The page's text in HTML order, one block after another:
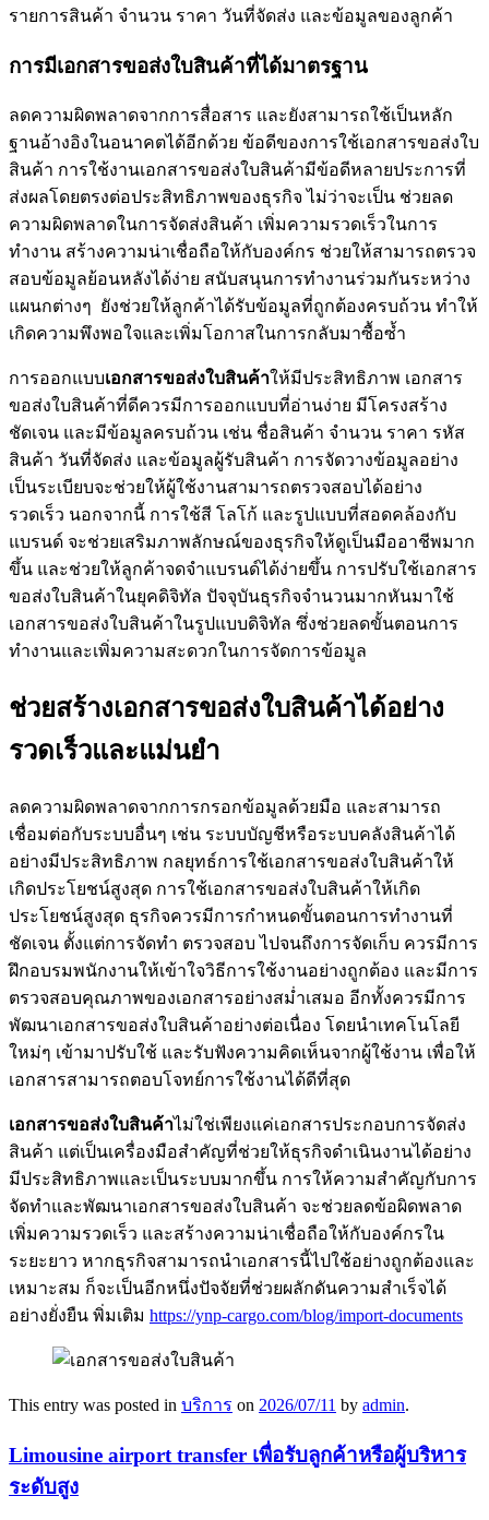
รายการสินค้า จำนวน ราคา วันที่จัดส่ง และข้อมูลของลูกค้า
การมีเอกสารขอส่งใบสินค้าที่ได้มาตรฐาน
ลดความผิดพลาดจากการสื่อสาร และยังสามารถใช้เป็นหลัก
ฐานอ้างอิงในอนาคตได้อีกด้วย ข้อดีของการใช้เอกสารขอส่งใบ
สินค้า การใช้งานเอกสารขอส่งใบสินค้ามีข้อดีหลายประการที่
ส่งผลโดยตรงต่อประสิทธิภาพของธุรกิจ ไม่ว่าจะเป็น ช่วยลด
ความผิดพลาดในการจัดส่งสินค้า เพิ่มความรวดเร็วในการ
ทำงาน สร้างความน่าเชื่อถือให้กับองค์กร ช่วยให้สามารถตรวจ
สอบข้อมูลย้อนหลังได้ง่าย สนับสนุนการทำงานร่วมกันระหว่าง
แผนกต่างๆ ยังช่วยให้ลูกค้าได้รับข้อมูลที่ถูกต้องครบถ้วน ทำให้
เกิดความพึงพอใจและเพิ่มโอกาสในการกลับมาซื้อซ้ำ
การออกแบบเอกสารขอส่งใบสินค้าให้มีประสิทธิภาพ เอกสาร
ขอส่งใบสินค้าที่ดีควรมีการออกแบบที่อ่านง่าย มีโครงสร้าง
ชัดเจน และมีข้อมูลครบถ้วน เช่น ชื่อสินค้า จำนวน ราคา รหัส
สินค้า วันที่จัดส่ง และข้อมูลผู้รับสินค้า การจัดวางข้อมูลอย่าง
เป็นระเบียบจะช่วยให้ผู้ใช้งานสามารถตรวจสอบได้อย่าง
รวดเร็ว นอกจากนี้ การใช้สี โลโก้ และรูปแบบที่สอดคล้องกับ
แบรนด์ จะช่วยเสริมภาพลักษณ์ของธุรกิจให้ดูเป็นมืออาชีพมาก
ขึ้น และช่วยให้ลูกค้าจดจำแบรนด์ได้ง่ายขึ้น การปรับใช้เอกสาร
ขอส่งใบสินค้าในยุคดิจิทัล ปัจจุบันธุรกิจจำนวนมากหันมาใช้
เอกสารขอส่งใบสินค้าในรูปแบบดิจิทัล ซึ่งช่วยลดขั้นตอนการ
ทำงานและเพิ่มความสะดวกในการจัดการข้อมูล
ช่วยสร้างเอกสารขอส่งใบสินค้าได้อย่าง
รวดเร็วและแม่นยำ
ลดความผิดพลาดจากการกรอกข้อมูลด้วยมือ และสามารถ
เชื่อมต่อกับระบบอื่นๆ เช่น ระบบบัญชีหรือระบบคลังสินค้าได้
อย่างมีประสิทธิภาพ กลยุทธ์การใช้เอกสารขอส่งใบสินค้าให้
เกิดประโยชน์สูงสุด การใช้เอกสารขอส่งใบสินค้าให้เกิด
ประโยชน์สูงสุด ธุรกิจควรมีการกำหนดขั้นตอนการทำงานที่
ชัดเจน ตั้งแต่การจัดทำ ตรวจสอบ ไปจนถึงการจัดเก็บ ควรมีการ
ฝึกอบรมพนักงานให้เข้าใจวิธีการใช้งานอย่างถูกต้อง และมีการ
ตรวจสอบคุณภาพของเอกสารอย่างสม่ำเสมอ อีกทั้งควรมีการ
พัฒนาเอกสารขอส่งใบสินค้าอย่างต่อเนื่อง โดยนำเทคโนโลยี
ใหม่ๆ เข้ามาปรับใช้ และรับฟังความคิดเห็นจากผู้ใช้งาน เพื่อให้
เอกสารสามารถตอบโจทย์การใช้งานได้ดีที่สุด
เอกสารขอส่งใบสินค้าไม่ใช่เพียงแค่เอกสารประกอบการจัดส่ง
สินค้า แต่เป็นเครื่องมือสำคัญที่ช่วยให้ธุรกิจดำเนินงานได้อย่าง
มีประสิทธิภาพและเป็นระบบมากขึ้น การให้ความสำคัญกับการ
จัดทำและพัฒนาเอกสารขอส่งใบสินค้า จะช่วยลดข้อผิดพลาด
เพิ่มความรวดเร็ว และสร้างความน่าเชื่อถือให้กับองค์กรใน
ระยะยาว หากธุรกิจสามารถนำเอกสารนี้ไปใช้อย่างถูกต้องและ
เหมาะสม ก็จะเป็นอีกหนึ่งปัจจัยที่ช่วยผลักดันความสำเร็จได้
อย่างยั่งยืน พิ่มเติม https://ynp-cargo.com/blog/import-documents
This entry was posted in บริการ on 2026/07/11 by admin.
Limousine airport transfer เพื่อรับลูกค้าหรือผู้บริหาร
ระดับสูง